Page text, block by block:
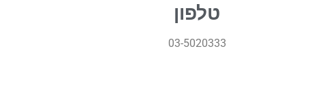
טלפון
03-5020333